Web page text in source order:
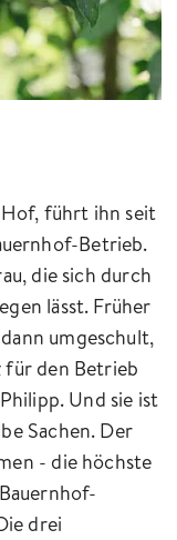
führt ihn seit
Betrieb.
die sich durch
lässt. Früher
umgeschult,
für den Betrieb
Und sie ist
Sachen. Der
- die höchste
drei